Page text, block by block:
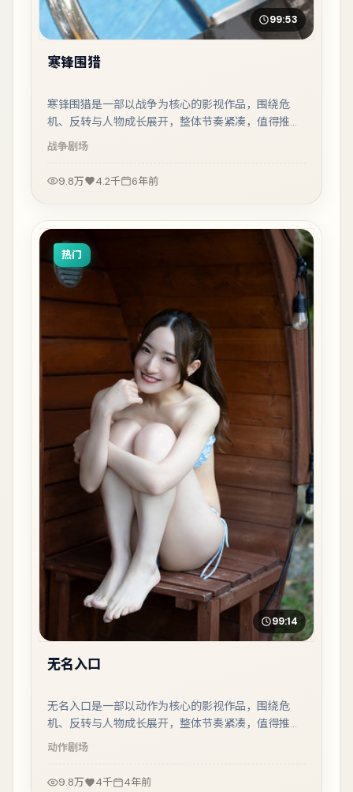
99:53
寒锋围猎
寒锋围猎是一部以战争为核心的影视作品，围绕危
机、反转与人物成长展开，整体节奏紧凑，值得推荐
观看。
战争剧场
9.8万 4.2千 6年前
热门
99:14
无名入口
无名入口是一部以动作为核心的影视作品，围绕危
机、反转与人物成长展开，整体节奏紧凑，值得推荐
观看。
动作剧场
9.8万 4千 4年前